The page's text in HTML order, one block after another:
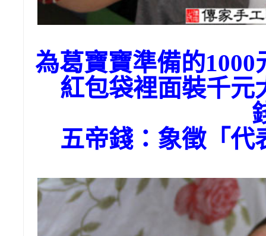
為葛寶寶準備的
紅包袋裡面裝千元
五帝錢：象徵「